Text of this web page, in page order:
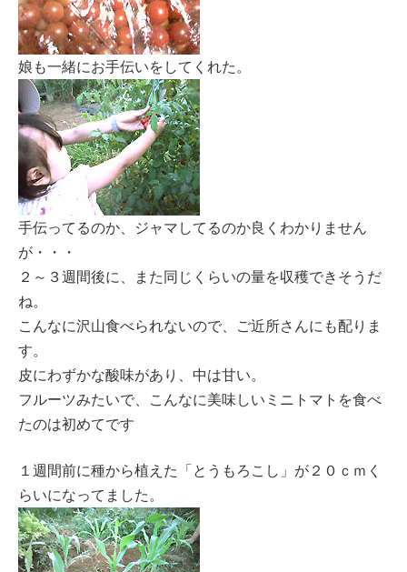
娘も一緒にお手伝いをしてくれた。
手伝ってるのか、ジャマしてるのか良くわかりません
が・・・
２～３週間後に、また同じくらいの量を収穫できそうだ
ね。
こんなに沢山食べられないので、ご近所さんにも配りま
す。
皮にわずかな酸味があり、中は甘い。
フルーツみたいで、こんなに美味しいミニトマトを食べ
たのは初めてです
１週間前に種から植えた「とうもろこし」が２０ｃｍく
らいになってました。